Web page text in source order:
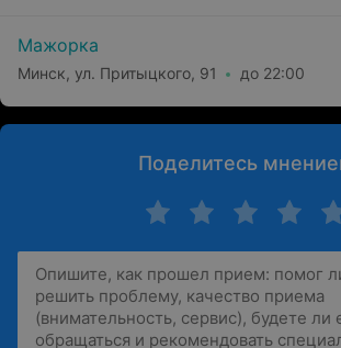
Мажорка
Минск, ул. Притыцкого, 91 до 22:00
Поделитесь